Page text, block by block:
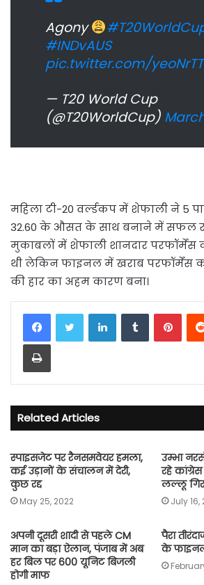
Agony
#INDvAUS
pic.twitter.com/
— T20 World Cup
(@T20WorldCup)
महिला टी-20 वर्ल्डकप में शेफाली ने 5
32.60 के औसत के साथ बनाने में सफल
मुकाबलों में शेफाली शानदार
थी लेकिन फाइनल में खराब परफॉर्मेंस
की हार का अहम कारण बना।
LinkedInTumblr
Print
Related Articles
स्पाइसजेट पर रैनसमवेयर हमला,
कई उड़ानों के संचालन में देरी,
कुछ रद्द
May 25, 2022
उम्भा
रहे
लल्लू
July 16,
अपनी दूसरी शादी से पहले CM
मान का बड़ा ऐलान, पंजाब में अब
हर बिल पर 600 यूनिट बिजली
होगी माफ
पैरा
के